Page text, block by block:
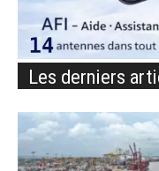
Les derniers